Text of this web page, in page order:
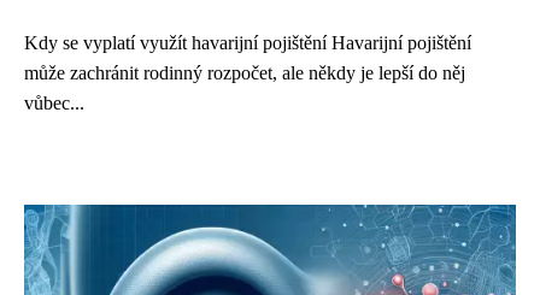
Kdy se vyplatí využít havarijní pojištění Havarijní pojištění
může zachránit rodinný rozpočet, ale někdy je lepší do něj
vůbec...